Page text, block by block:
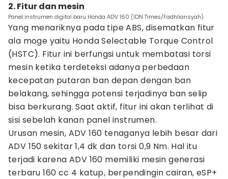
2. Fitur dan mesin
Panel instrumen digital baru Honda ADV 160 (IDN Times/Fadhliansyah)
Yang menariknya pada tipe ABS, disematkan fitur
ala moge yaitu Honda Selectable Torque Control
(HSTC). Fitur ini berfungsi untuk membatasi torsi
mesin ketika terdeteksi adanya perbedaan
kecepatan putaran ban depan dengan ban
belakang, sehingga potensi terjadinya ban selip
bisa berkurang. Saat aktif, fitur ini akan terlihat di
sisi sebelah kanan panel instrumen.
Urusan mesin, ADV 160 tenaganya lebih besar dari
ADV 150 sekitar 1,4 dk dan torsi 0,9 Nm. Hal itu
terjadi karena ADV 160 memiliki mesin generasi
terbaru 160 cc 4 katup, berpendingin cairan, eSP+